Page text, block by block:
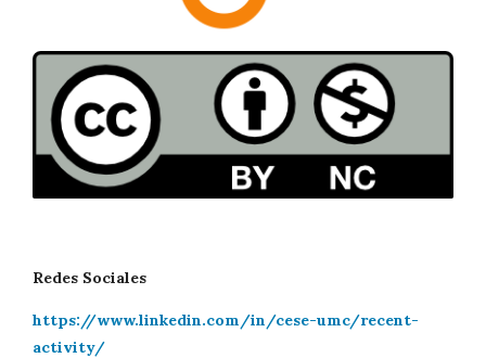
Redes Sociales
https://www.linkedin.com/in/cese-umc/recent-
activity/